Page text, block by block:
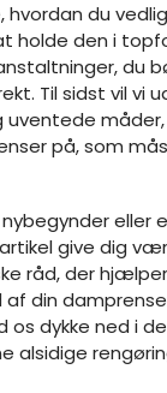
hvordan du
holde den i
du
Til sidst vil vi
uventede måder,
på, som
eller
give dig
råd, der
din
os dykke ned i
alsidige